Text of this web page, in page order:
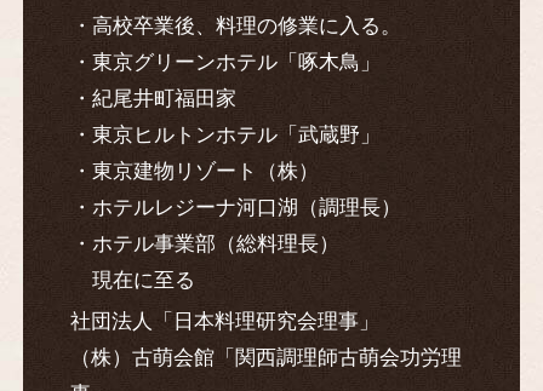
高校卒業後、料理の修業に入る。
東京グリーンホテル「啄木鳥」
紀尾井町福田家
東京ヒルトンホテル「武蔵野」
東京建物リゾート（株）
ホテルレジーナ河口湖（調理長）
ホテル事業部（総料理長）
現在に至る
社団法人「日本料理研究会理事」
（株）古萌会館「関西調理師古萌会功労理